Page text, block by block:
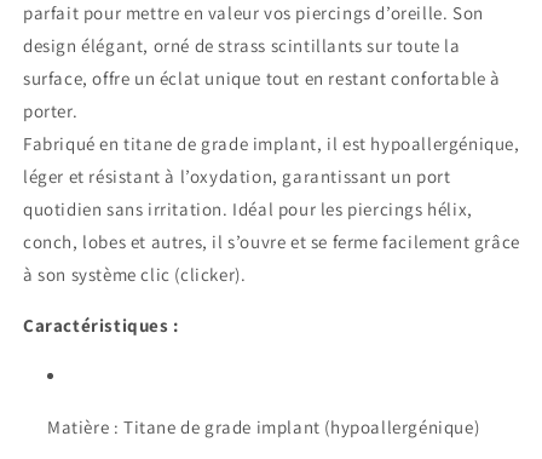
parfait pour mettre en valeur vos piercings d’oreille. Son
design élégant, orné de strass scintillants sur toute la
surface, offre un éclat unique tout en restant confortable à
porter.
Fabriqué en titane de grade implant, il est hypoallergénique,
léger et résistant à l’oxydation, garantissant un port
quotidien sans irritation. Idéal pour les piercings hélix,
conch, lobes et autres, il s’ouvre et se ferme facilement grâce
à son système clic (clicker).
Caractéristiques :
Matière : Titane de grade implant (hypoallergénique)